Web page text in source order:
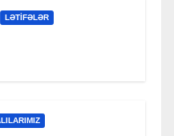
LƏTIFƏLƏR